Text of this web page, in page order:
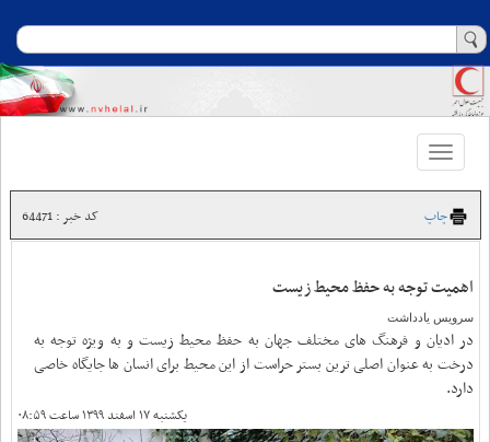
Toggle
navigation
چاپ کد خبر : 64471
اهمیت توجه به حفظ محیط زیست
سرویس یادداشت
در ادیان و فرهنگ های مختلف جهان به حفظ محیط زیست و به ویژه توجه به
درخت به عنوان اصلی ترین بستر حراست از این محیط برای انسان ها جایگاه خاصی
دارد.
یکشنبه ۱۷ اسفند ۱۳۹۹ ساعت ۰۸:۵۹